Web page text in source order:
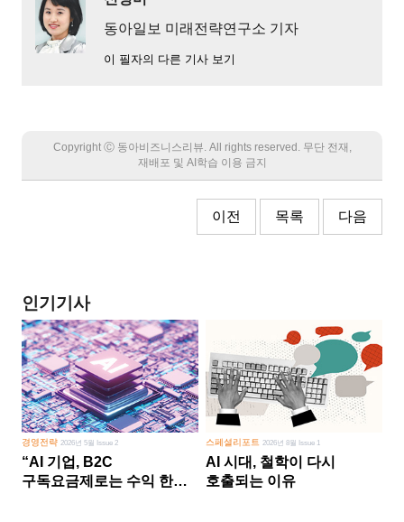
동아일보 미래전략연구소 기자
이 필자의 다른 기사 보기
Copyright Ⓒ 동아비즈니스리뷰. All rights reserved. 무단 전재,
재배포 및 AI학습 이용 금지
이전 목록 다음
인기기사
경영전략 2026년 5월 Issue 2
“AI 기업, B2C
구독요금제로는 수익 한계
스페셜리포트 2026년 8월 Issue 1
AI 시대, 철학이 다시
호출되는 이유